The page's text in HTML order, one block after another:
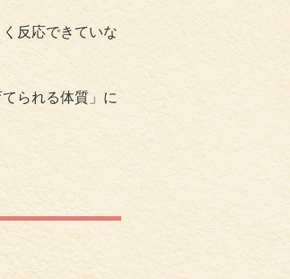
反応できていな
られる体質」に